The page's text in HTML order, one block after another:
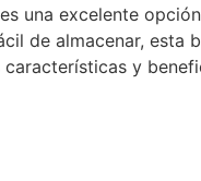
una excelente
de almacenar, esta
y